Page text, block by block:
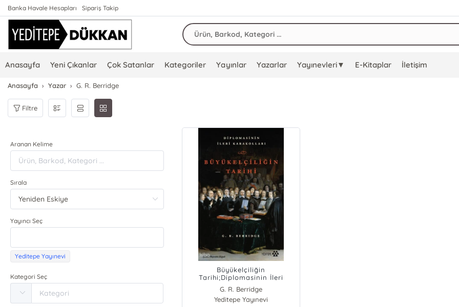
Banka Havale Hesapları Sipariş Takip
Anasayfa Yeni Çıkanlar Çok Satanlar Kategoriler Yayınlar Yazarlar Yayınevleri▼ E-Kitaplar İletişim
Anasayfa Yazar G. R. Berridge
Filtre
Aranan Kelime
Sırala
Yayıncı Seç
Yeditepe Yayınevi
Kategori Seç
Büyükelçiliğin
Tarihi;Diplomasinin İleri
Karakolları
G. R. Berridge
Yeditepe Yayınevi